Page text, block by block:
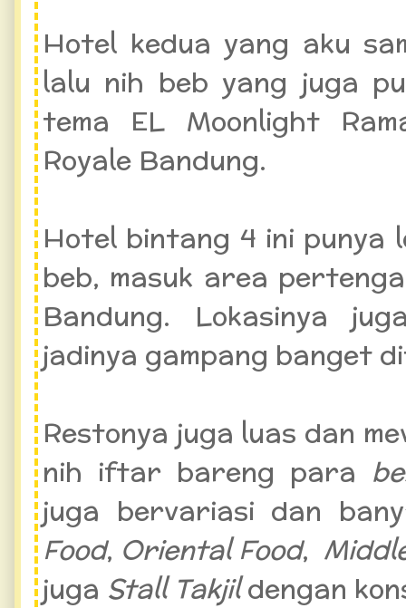
Hotel kedua yang aku
lalu nih beb yang juga
tema EL Moonlight
Royale Bandung.
Hotel bintang 4 ini punya
beb, masuk area
Bandung. Lokasinya
jadinya gampang banget
Restonya juga luas dan
nih iftar bareng para
juga bervariasi dan
Food, Oriental Food,
juga Stall Takjildengan